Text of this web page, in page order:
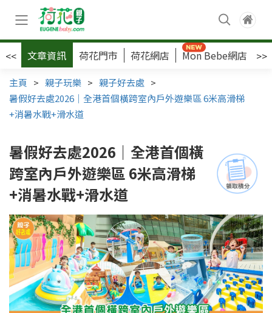
<< 文章資訊 荷花門市 荷花網店 Mon Bebe網店 >>
主頁 > 親子玩樂 > 親子好去處 >
暑假好去處2026｜全港首個橫跨室內戶外遊樂區 6米高滑梯
+消暑水戰+滑水道
暑假好去處2026｜全港首個橫
跨室內戶外遊樂區 6米高滑梯
+消暑水戰+滑水道